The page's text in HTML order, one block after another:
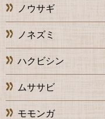
ノウサギ
ノネズミ
ハクビシン
ムササビ
モモンガ